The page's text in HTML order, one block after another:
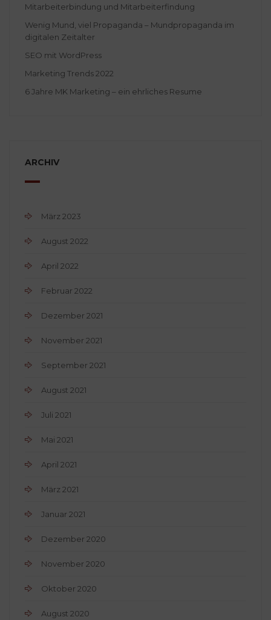
Mitarbeiterbindung und Mitarbeiterfindung
Wenig Mund, viel Propaganda – Mundpropaganda im
digitalen Zeitalter
SEO mit WordPress
Marketing Trends 2022
6 Jahre MK Marketing – ein ehrliches Resume
ARCHIV
März 2023
August 2022
April 2022
Februar 2022
Dezember 2021
November 2021
September 2021
August 2021
Juli 2021
Mai 2021
April 2021
März 2021
Januar 2021
Dezember 2020
November 2020
Oktober 2020
August 2020